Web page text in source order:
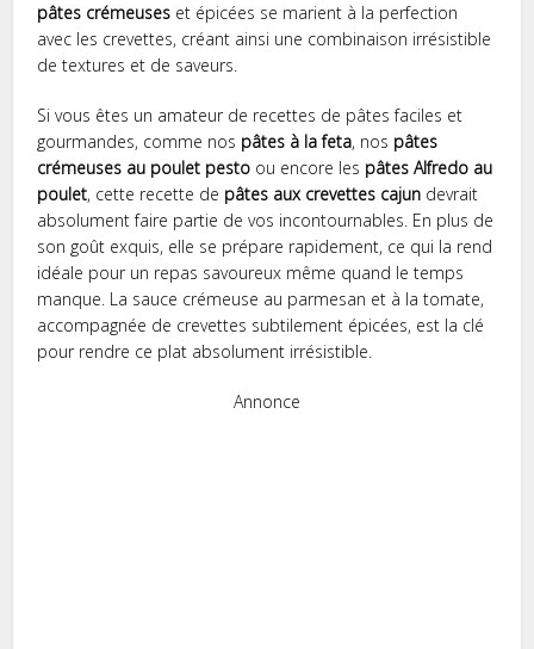
pâtes crémeuses et épicées se marient à la perfection
avec les crevettes, créant ainsi une combinaison irrésistible
de textures et de saveurs.
Si vous êtes un amateur de recettes de pâtes faciles et
gourmandes, comme nos pâtes à la feta, nos pâtes
crémeuses au poulet pesto ou encore les pâtes Alfredo au
poulet, cette recette de pâtes aux crevettes cajun devrait
absolument faire partie de vos incontournables. En plus de
son goût exquis, elle se prépare rapidement, ce qui la rend
idéale pour un repas savoureux même quand le temps
manque. La sauce crémeuse au parmesan et à la tomate,
accompagnée de crevettes subtilement épicées, est la clé
pour rendre ce plat absolument irrésistible.
Annonce